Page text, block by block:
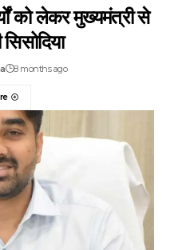
को लेकर मुख्यमंत्री से
8 months ago